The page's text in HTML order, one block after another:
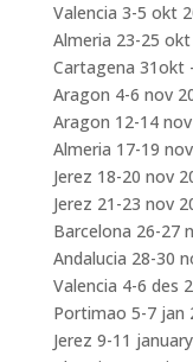
Valencia 3-5 okt
Almeria 23-25
Cartagena 31okt
Aragon 4-6 nov
Aragon 12-14
Almeria 17-19
Jerez 18-20 nov
Jerez 21-23 nov
Barcelona 26-27
Andalucia 28-30
Valencia 4-6 des
Portimao 5-7 jan
Jerez 9-11